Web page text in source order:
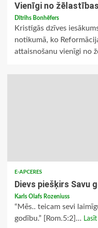
Vienīgi no žēlastības
Dītrihs Bonhēfers
Kristīgās dzīves
notikumā, ko
attaisnošanu vienīgi no
E-APCERES
Dievs piešķirs Savu
Karls Olafs Rozeniuss
“Mēs.. teicam sevi
godību.” [Rom.5:2]...